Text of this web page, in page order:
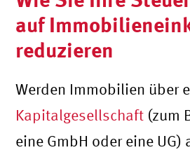
auf
reduzieren
Werden Immobilien über
Kapitalgesellschaft (zum
eine GmbH oder eine UG)